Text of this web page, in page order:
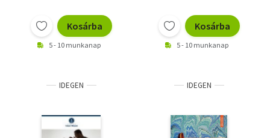
Kosárba
5 - 10 munkanap
Kosárba
5 - 10 munkanap
IDEGEN IDEGEN